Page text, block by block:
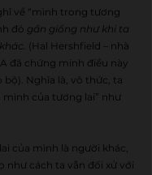
về “mình trong tương
đó gần giống như khi ta
(Hal Hershfield – nhà
đã chứng minh điều này
bộ). Nghĩa là, vô thức, ta
của tương lai” như
của mình là người khác,
như cách ta vẫn đối xử với